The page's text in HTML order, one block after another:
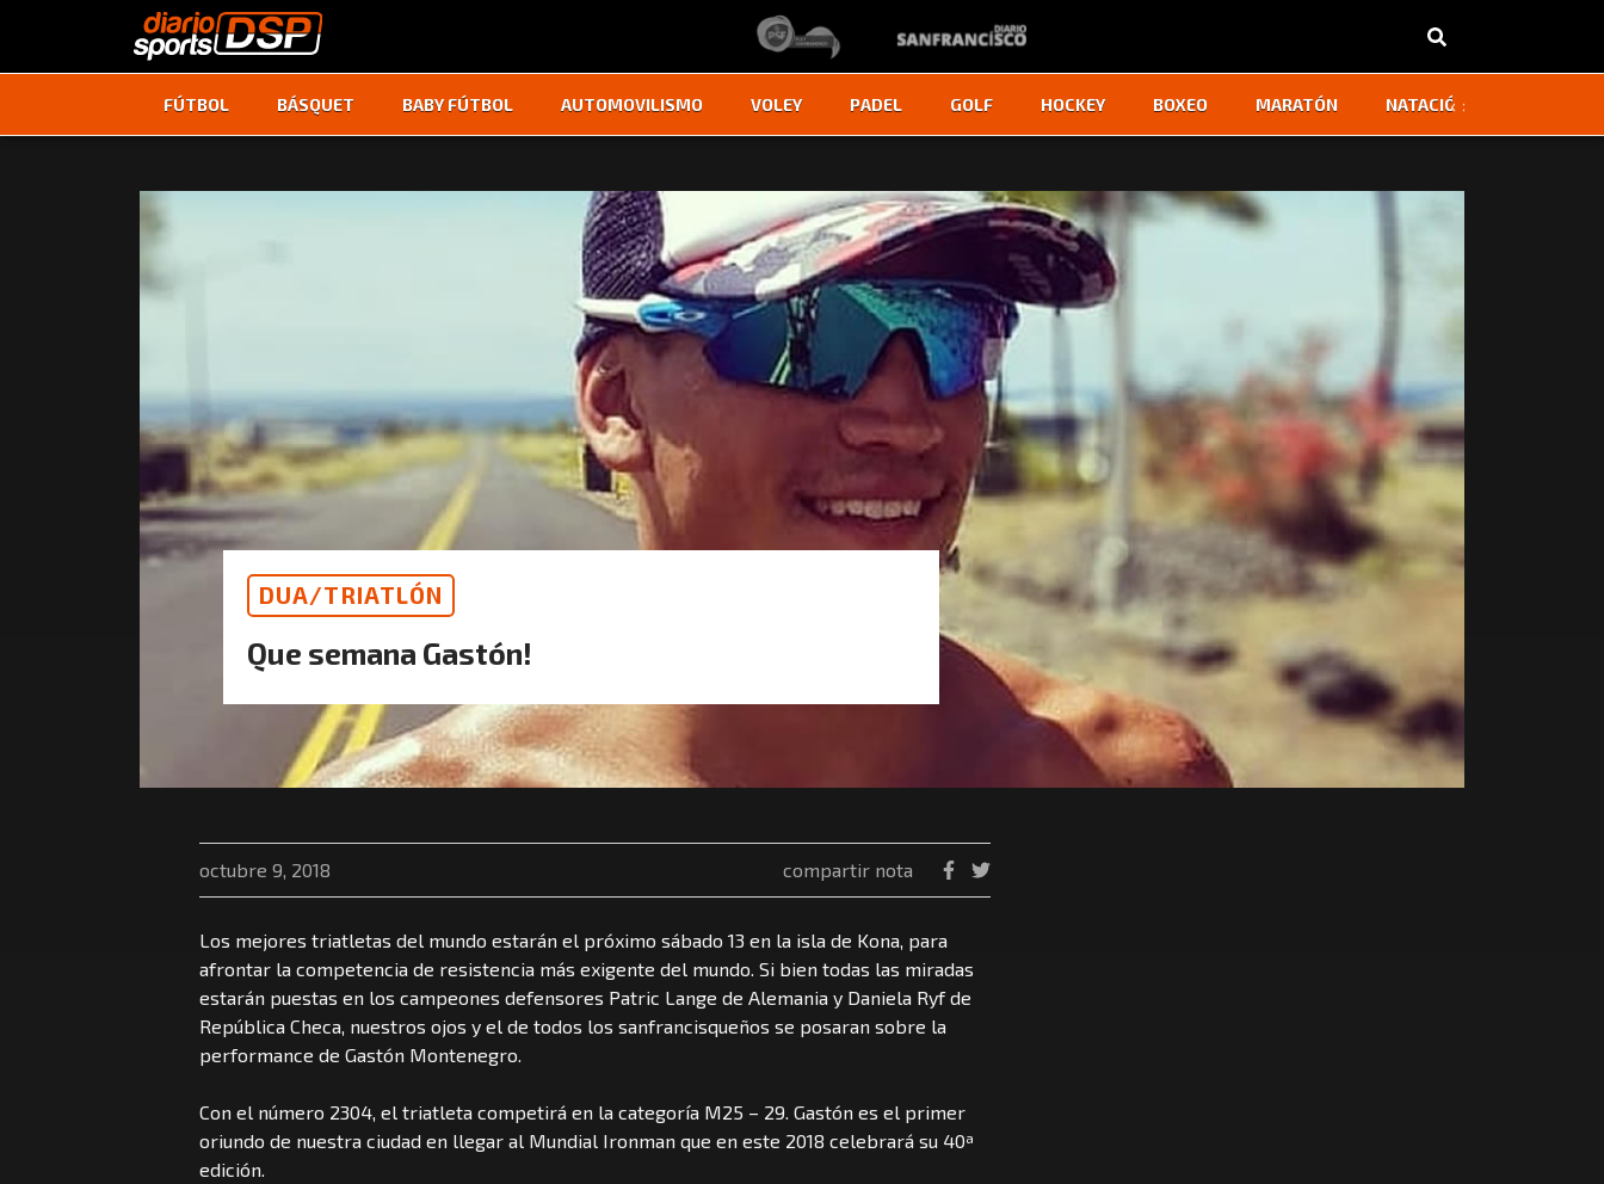
FÚTBOL BÁSQUET BABY FÚTBOL AUTOMOVILISMO VOLEY PADEL GOLF HOCKEY BOXEO MARATÓN NATACIÓN
‹ ›
DUA/TRIATLÓN
Que semana Gastón!
octubre 9, 2018 compartir nota
Los mejores triatletas del mundo estarán el próximo sábado 13 en la isla de Kona, para
afrontar la competencia de resistencia más exigente del mundo. Si bien todas las miradas
estarán puestas en los campeones defensores Patric Lange de Alemania y Daniela Ryf de
República Checa, nuestros ojos y el de todos los sanfrancisqueños se posaran sobre la
performance de Gastón Montenegro.
Con el número 2304, el triatleta competirá en la categoría M25 – 29. Gastón es el primer
oriundo de nuestra ciudad en llegar al Mundial Ironman que en este 2018 celebrará su 40ª
edición.